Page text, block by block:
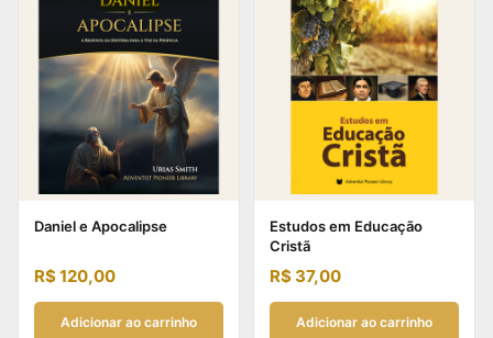
Daniel e Apocalipse
R$120,00
Adicionar ao carrinho
Estudos em Educação
Cristã
R$ 37,00
Adicionar ao carrinho